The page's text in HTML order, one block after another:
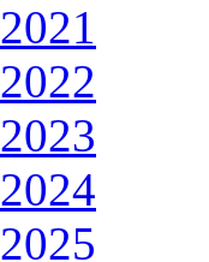
2021
2022
2023
2024
2025